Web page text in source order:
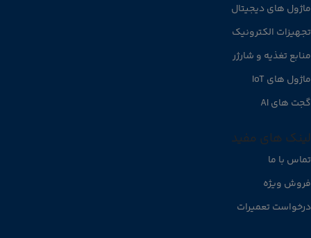
ماژول های دیجیتال
تجهیزات الکترونیک
منابع تغذیه و شارژر
ماژول های IoT
گجت های AI
لینک های مفید
تماس با ما
فروش ویژه
درخواست تعمیرات